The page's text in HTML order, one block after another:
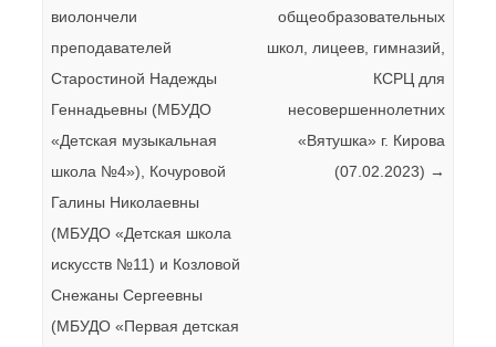
виолончели
преподавателей
Старостиной Надежды
Геннадьевны (МБУДО
«Детская музыкальная
школа №4»), Кочуровой
Галины Николаевны
(МБУДО «Детская школа
искусств №11) и Козловой
Снежаны Сергеевны
(МБУДО «Первая детская
общеобразовательных
школ, лицеев, гимназий,
КСРЦ для
несовершеннолетних
«Вятушка» г. Кирова
(07.02.2023) →